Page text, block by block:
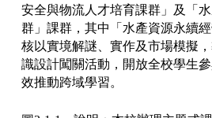
安全與物流人才培育課群」及「
群」課群，其中「水產資源永續
核以實境解謎、實作及市場模擬
識設計闖關活動，開放全校學生
效推動跨域學習。